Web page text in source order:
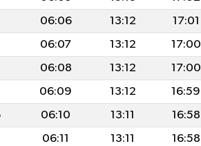
06:06 13:12 17:01
06:07 13:12 17:00
06:08 13:12 17:00
06:09 13:12 16:59
06:10 13:11 16:58
06:11 13:11 16:58